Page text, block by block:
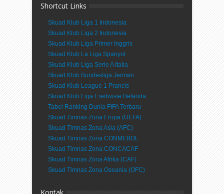
Shortcut Links
Skuad Klub Liga 1 Indonesia
Skuad Klub Liga 2 Indonesia
Skuad Klub Liga Primer Inggris
Skuad Klub La Liga Spanyol
Skuad Klub Liga Serie A Italia
Skuad Klub Bundesliga Jerman
Skuad Klub League 1 Prancis
Skuad Klub Liga Eredivisie Belanda
Tabel Ranking Dunia FIFA Terbaru
Skuad Timnas Zona Eropa (UEFA)
Skuad Timnas Zona Asia (AFC)
Skuad Timnas Zona CONMEBOL
Skuad Timnas Zona CONCACAF
Skuad Timnas Zona Afrika (CAF)
Skuad Timnas Zona Oseania (OFC)
Kontak